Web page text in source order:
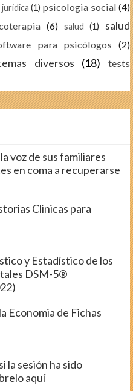
(1) psicologia social (4)
(6) salud (1)
salud
para psicólogos
(2)
diversos (18)
tests
voz de sus familiares
en coma a recuperarse
Clinicas para
y Estadístico de los
DSM-5®
Economia de Fichas
la sesión ha sido
aquí